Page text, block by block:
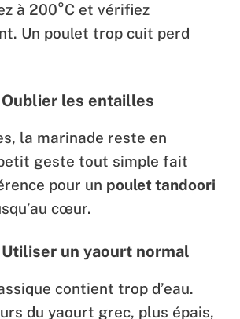
à 200°C et vérifiez
Un poulet trop cuit perd
Oublier les entailles
la marinade reste en
geste tout simple fait
pour un poulet tandoori
cœur.
Utiliser un yaourt normal
contient trop d’eau.
du yaourt grec, plus épais,